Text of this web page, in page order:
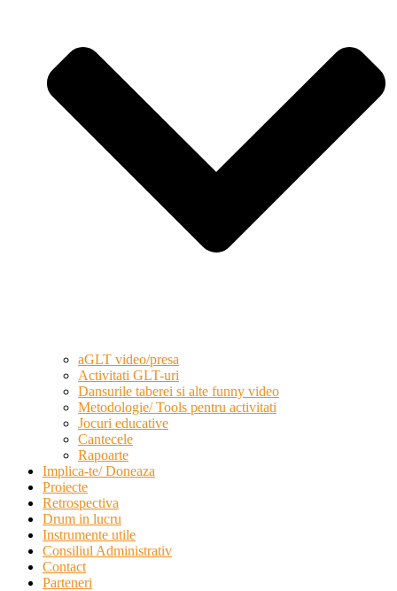
aGLT video/presa
Activitati GLT-uri
Dansurile taberei si alte funny video
Metodologie/ Tools pentru activitati
Jocuri educative
Cantecele
Rapoarte
Implica-te/ Doneaza
Proiecte
Retrospectiva
Drum in lucru
Instrumente utile
Consiliul Administrativ
Contact
Parteneri